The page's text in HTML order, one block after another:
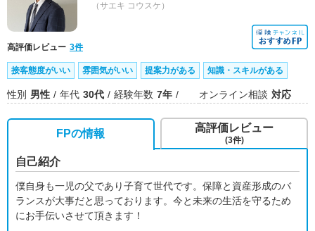
（サエキ コウスケ）
高評価レビュー 3件
接客態度がいい 雰囲気がいい 提案力がある 知識・スキルがある
性別 男性 年代 30代 経験年数 7年 オンライン相談 対応
FPの情報
自己紹介
僕自身も一児の父であり子育て世代です。保障と資産形成のバ
ランスが大事だと思っております。今と未来の生活を守るため
にお手伝いさせて頂きます！
高評価レビュー
(3件)